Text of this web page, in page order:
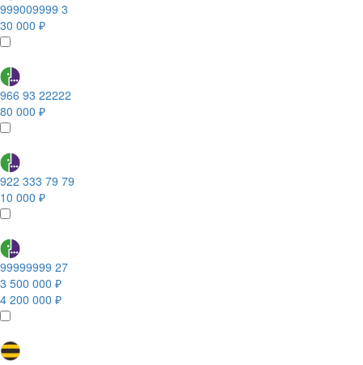
999009999 3
30 000 ₽
966 93 22222
80 000 ₽
922 333 79 79
10 000 ₽
99999999 27
3 500 000 ₽
4 200 000 ₽